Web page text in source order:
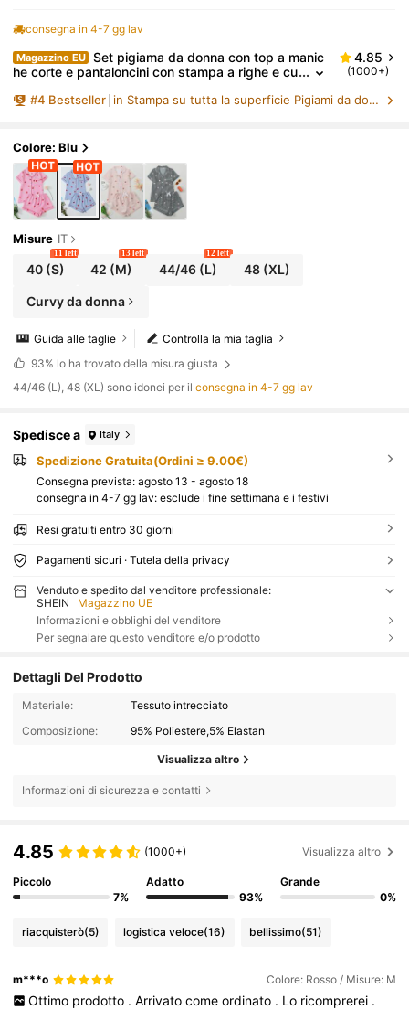
consegna in 4-7 gg lav
Magazzino EU
Set pigiama da donna con top a manic
he corte e pantaloncini con stampa a righe e cu
4.85
(1000+)
#4 Bestseller in Stampa su tutta la superficie Pigiami da donna
Colore: Blu
Misure IT
40(S)
11 left
42 (M)
13 left
44/46(L)
12 left
48(XL)
Curvy da donna
Controlla la mia taglia
Guida alle taglie
93% lo ha trovato della misura giusta
44/46 (L), 48 (XL) sono idonei per ilconsegna in 4-7 gg lav
Spedisce a Italy
Spedizione Gratuita(Ordini ≥ 9.00€)
Consegna prevista: agosto 13 - agosto 18
consegna in 4-7 gg lav: esclude i fine settimana e i festivi
Resi gratuiti entro 30 giorni
Pagamenti sicuri · Tutela della privacy
Venduto e spedito dal venditore professionale:
SHEIN
Magazzino UE
Informazioni e obblighi del venditore
Per segnalare questo venditore e/o prodotto
Dettagli Del Prodotto
Materiale:
Tessuto intrecciato
Composizione:
95% Poliestere,5% Elastan
Visualizza altro
Informazioni di sicurezza e contatti
4.85 (1000+) Visualizza altro
Piccolo
7%
Adatto
93%
Grande
0%
riacquisterò(5) logistica veloce(16) bellissimo(51)
m***o Colore: Rosso / Misure: M
Ottimo prodotto . Arrivato come ordinato . Lo ricomprerei .